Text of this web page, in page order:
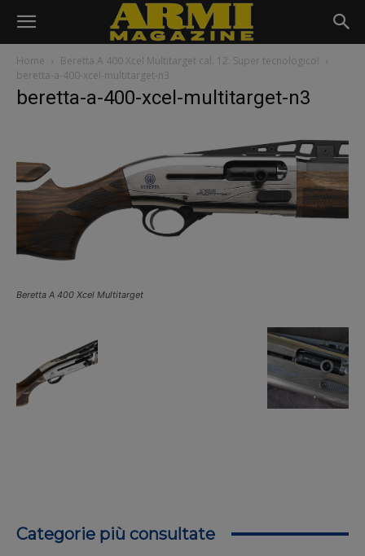
Home
Beretta A 400 Xcel Multitarget cal. 12. Super tecnologico!
beretta-a-400-xcel-multitarget-n3
beretta-a-400-xcel-multitarget-n3
Beretta A 400 Xcel Multitarget
Categorie più consultate